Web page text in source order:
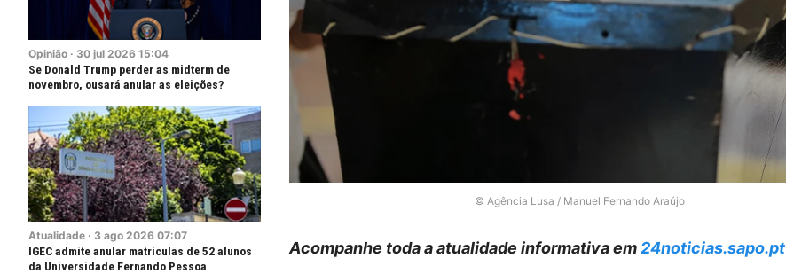
Opinião · 30 jul 2026 15:04
Se Donald Trump perder as midterm de
novembro, ousará anular as eleições?
Atualidade · 3 ago 2026 07:07
IGEC admite anular matrículas de 52 alunos
da Universidade Fernando Pessoa
© Agência Lusa / Manuel Fernando Araújo
Acompanhe toda a atualidade informativa em24noticias.sapo.pt